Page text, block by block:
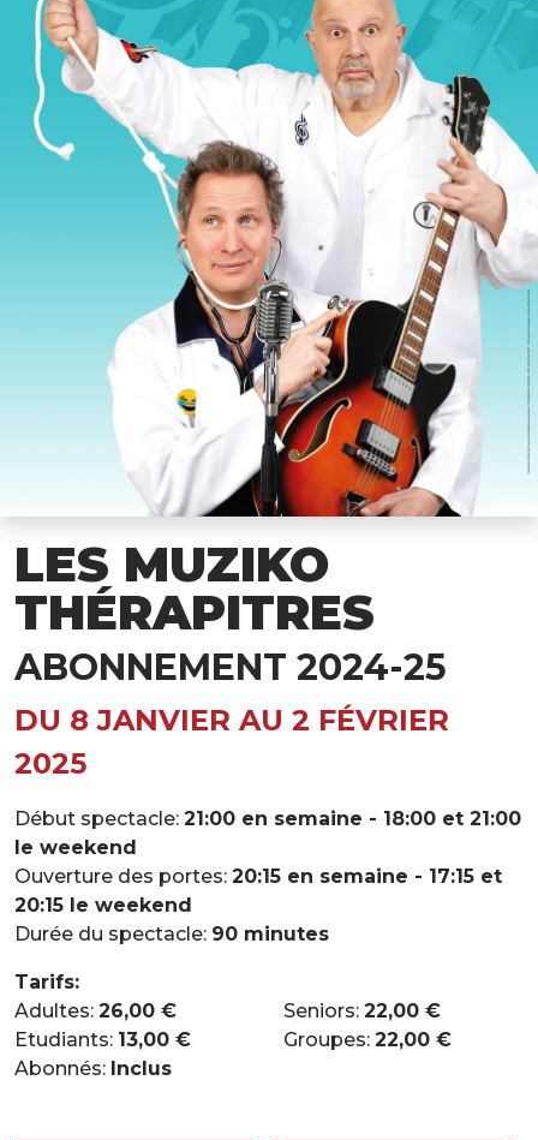
LES MUZIKO
THÉRAPITRES
ABONNEMENT 2024-25
DU 8 JANVIER AU 2 FÉVRIER
2025
Début spectacle: 21:00 en semaine - 18:00 et 21:00
le weekend
Ouverture des portes: 20:15 en semaine - 17:15 et
20:15 le weekend
Durée du spectacle: 90 minutes
Tarifs:
Adultes: 26,00 € Seniors: 22,00 €
Etudiants: 13,00 € Groupes: 22,00 €
Abonnés: Inclus